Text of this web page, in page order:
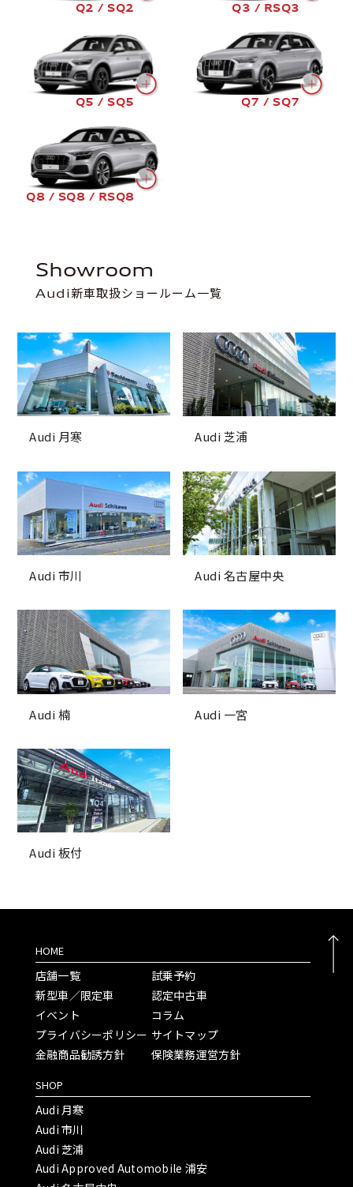
Q2 / SQ2 Q3 / RSQ3
Q5 / SQ5 Q7 / SQ7
Q8 / SQ8 / RSQ8
Showroom
Audi新車取扱ショールーム一覧
Audi 月寒 Audi 芝浦
Audi 市川 Audi 名古屋中央
Audi 楠 Audi 一宮
Audi 板付
HOME
店舗一覧
新型車／限定車
イベント
プライバシーポリシー
金融商品勧誘方針
試乗予約
認定中古車
コラム
サイトマップ
保険業務運営方針
SHOP
Audi 月寒
Audi 市川
Audi 芝浦
Audi Approved Automobile 浦安